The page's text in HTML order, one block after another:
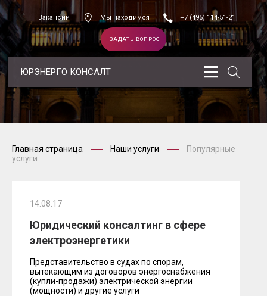
Вакансии Мы находимся +7 (495) 114-51-21
ЗАДАТЬ ВОПРОС
ЮРЭНЕРГО КОНСАЛТ
Главная страница Наши услуги
Популярные
услуги
14.08.17
Юридический консалтинг в сфере
электроэнергетики
Представительство в судах по спорам,
вытекающим из договоров энергоснабжения
(купли-продажи) электрической энергии
(мощности) и другие услуги